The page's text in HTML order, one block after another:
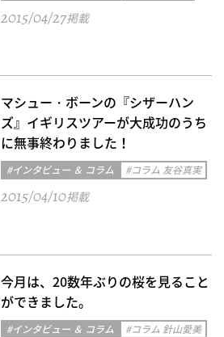
2015/04/27掲載
マシュー・ボーンの『シザーハン
ズ』イギリスツアーが大成功のうち
に無事終わりました！
#インタビュー ＆ コラム #コラム 友谷真実
2015/04/10掲載
今月は、20数年ぶりの桜を見ること
ができました。
#インタビュー ＆ コラム #コラム 針山愛美